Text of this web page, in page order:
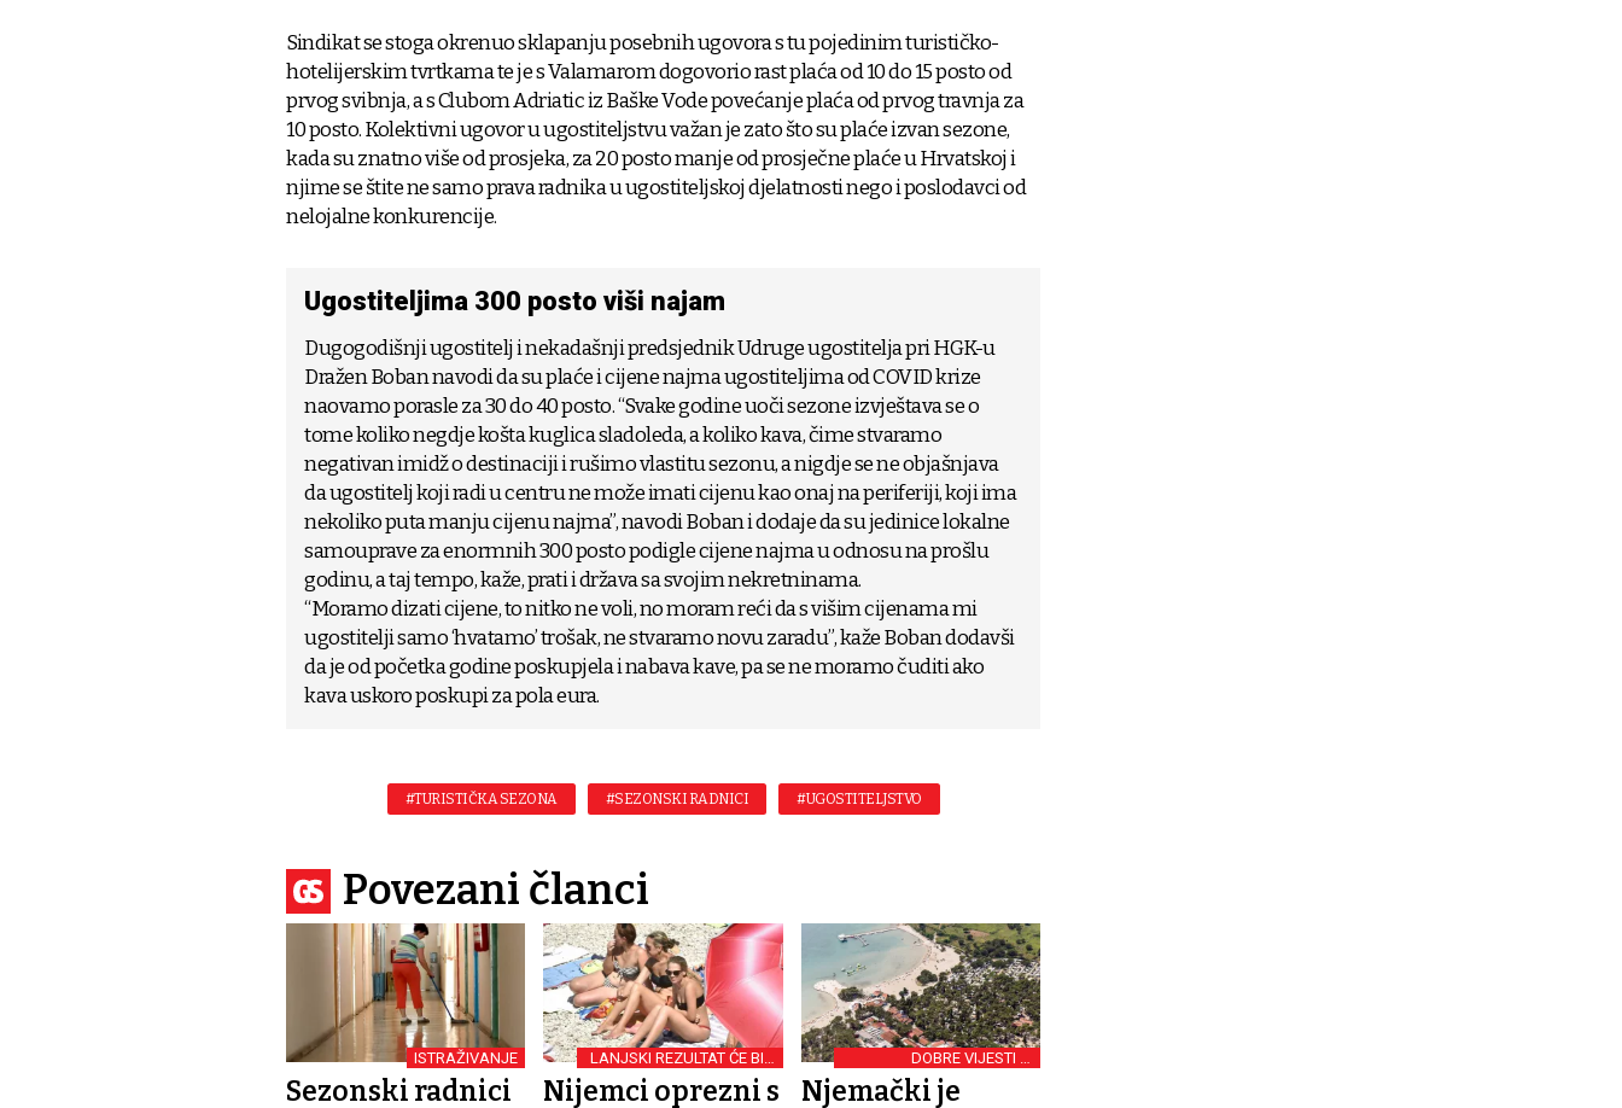
Sindikat se stoga okrenuo sklapanju posebnih ugovora s tu pojedinim turističko-
hotelijerskim tvrtkama te je s Valamarom dogovorio rast plaća od 10 do 15 posto od
prvog svibnja, a s Clubom Adriatic iz Baške Vode povećanje plaća od prvog travnja za
10 posto. Kolektivni ugovor u ugostiteljstvu važan je zato što su plaće izvan sezone,
kada su znatno više od prosjeka, za 20 posto manje od prosječne plaće u Hrvatskoj i
njime se štite ne samo prava radnika u ugostiteljskoj djelatnosti nego i poslodavci od
nelojalne konkurencije.
Ugostiteljima 300 posto viši najam
Dugogodišnji ugostitelj i nekadašnji predsjednik Udruge ugostitelja pri HGK-u
Dražen Boban navodi da su plaće i cijene najma ugostiteljima od COVID krize
naovamo porasle za 30 do 40 posto. “Svake godine uoči sezone izvještava se o
tome koliko negdje košta kuglica sladoleda, a koliko kava, čime stvaramo
negativan imidž o destinaciji i rušimo vlastitu sezonu, a nigdje se ne objašnjava
da ugostitelj koji radi u centru ne može imati cijenu kao onaj na periferiji, koji ima
nekoliko puta manju cijenu najma”, navodi Boban i dodaje da su jedinice lokalne
samouprave za enormnih 300 posto podigle cijene najma u odnosu na prošlu
godinu, a taj tempo, kaže, prati i država sa svojim nekretninama.
“Moramo dizati cijene, to nitko ne voli, no moram reći da s višim cijenama mi
ugostitelji samo ‘hvatamo’ trošak, ne stvaramo novu zaradu”, kaže Boban dodavši
da je od početka godine poskupjela i nabava kave, pa se ne moramo čuditi ako
kava uskoro poskupi za pola eura.
#TURISTIČKA SEZONA #SEZONSKI RADNICI #UGOSTITELJSTVO
Povezani članci
ISTRAŽIVANJE
Sezonski radnici
LANJSKI REZULTAT ĆE BITI
USPJEH
Nijemci oprezni s
DOBRE VIJESTI IZ
STUTTGARTA
Njemački je